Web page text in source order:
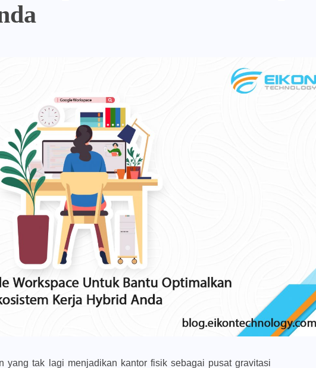
yang tak lagi menjadikan kantor fisik sebagai pusat gravitasi